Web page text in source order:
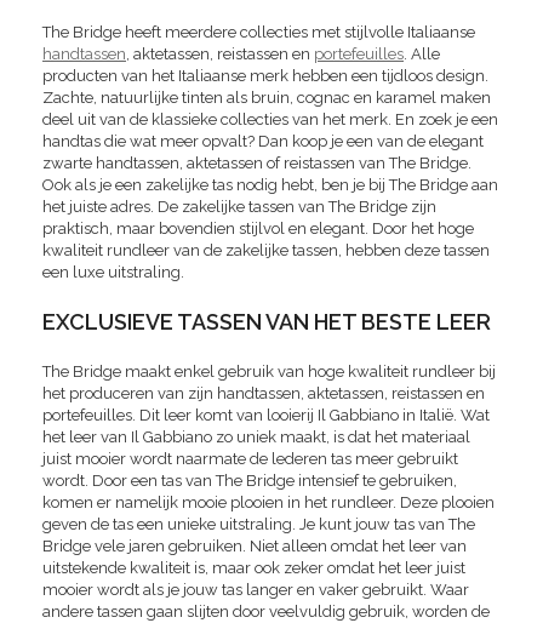
The Bridge heeft meerdere collecties met stijlvolle Italiaanse
handtassen, aktetassen, reistassen en portefeuilles. Alle
producten van het Italiaanse merk hebben een tijdloos design.
Zachte, natuurlijke tinten als bruin, cognac en karamel maken
deel uit van de klassieke collecties van het merk. En zoek je een
handtas die wat meer opvalt? Dan koop je een van de elegant
zwarte handtassen, aktetassen of reistassen van The Bridge.
Ook als je een zakelijke tas nodig hebt, ben je bij The Bridge aan
het juiste adres. De zakelijke tassen van The Bridge zijn
praktisch, maar bovendien stijlvol en elegant. Door het hoge
kwaliteit rundleer van de zakelijke tassen, hebben deze tassen
een luxe uitstraling.
EXCLUSIEVE TASSEN VAN HET BESTE LEER
The Bridge maakt enkel gebruik van hoge kwaliteit rundleer bij
het produceren van zijn handtassen, aktetassen, reistassen en
portefeuilles. Dit leer komt van looierij Il Gabbiano in Italië. Wat
het leer van Il Gabbiano zo uniek maakt, is dat het materiaal
juist mooier wordt naarmate de lederen tas meer gebruikt
wordt. Door een tas van The Bridge intensief te gebruiken,
komen er namelijk mooie plooien in het rundleer. Deze plooien
geven de tas een unieke uitstraling. Je kunt jouw tas van The
Bridge vele jaren gebruiken. Niet alleen omdat het leer van
uitstekende kwaliteit is, maar ook zeker omdat het leer juist
mooier wordt als je jouw tas langer en vaker gebruikt. Waar
andere tassen gaan slijten door veelvuldig gebruik, worden de